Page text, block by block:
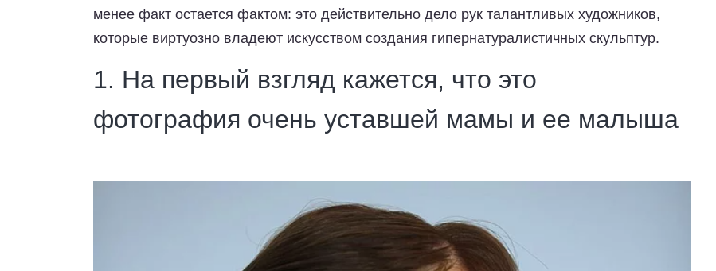
менее факт остается фактом: это действительно дело рук талантливых художников,
которые виртуозно владеют искусством создания гипернатуралистичных скульптур.
1. На первый взгляд кажется, что это
фотография очень уставшей мамы и ее малыша